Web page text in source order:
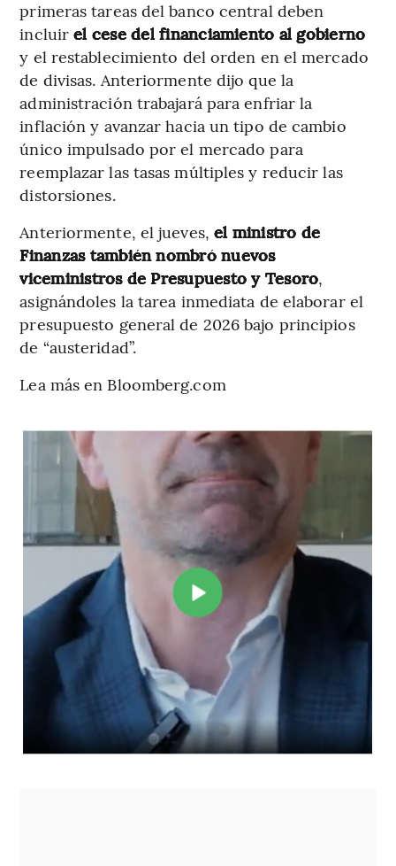
primeras tareas del banco central deben
incluirel cese del financiamiento al gobierno
y el restablecimiento del orden en el mercado
de divisas. Anteriormente dijo que la
administración trabajará para enfriar la
inflación y avanzar hacia un tipo de cambio
único impulsado por el mercado para
reemplazar las tasas múltiples y reducir las
distorsiones.
Anteriormente, el jueves, el ministro de
Finanzas también nombró nuevos
viceministros de Presupuesto y Tesoro,
asignándoles la tarea inmediata de elaborar el
presupuesto general de 2026 bajo principios
de “austeridad”.
Lea más en Bloomberg.com